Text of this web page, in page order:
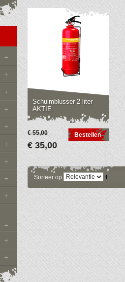
Schuimblusser 2 liter
AKTIE
€ 55,00
€ 35,00
Bestellen
Sorteer op